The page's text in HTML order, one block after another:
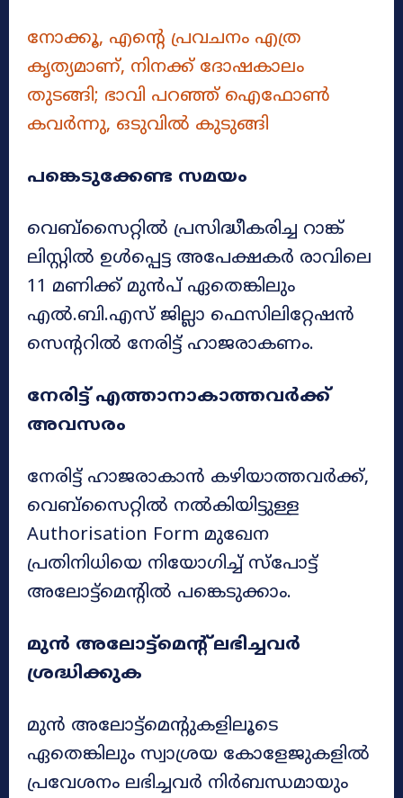
നോക്കൂ, എന്റെ പ്രവചനം എത്ര
കൃത്യമാണ്, നിനക്ക് ദോഷകാലം
തുടങ്ങി; ഭാവി പറഞ്ഞ് ഐഫോൺ
കവർന്നു, ഒടുവിൽ കുടുങ്ങി
പങ്കെടുക്കേണ്ട സമയം
വെബ്‌സൈറ്റിൽ പ്രസിദ്ധീകരിച്ച റാങ്ക്
ലിസ്റ്റിൽ ഉൾപ്പെട്ട അപേക്ഷകർ രാവിലെ
11 മണിക്ക് മുൻപ് ഏതെങ്കിലും
എൽ.ബി.എസ് ജില്ലാ ഫെസിലിറ്റേഷൻ
സെന്ററിൽ നേരിട്ട് ഹാജരാകണം.
നേരിട്ട് എത്താനാകാത്തവർക്ക്
അവസരം
നേരിട്ട് ഹാജരാകാൻ കഴിയാത്തവർക്ക്,
വെബ്‌സൈറ്റിൽ നൽകിയിട്ടുള്ള
Authorisation Form മുഖേന
പ്രതിനിധിയെ നിയോഗിച്ച് സ്‌പോട്ട്
അലോട്ട്‌മെന്റിൽ പങ്കെടുക്കാം.
മുൻ അലോട്ട്‌മെന്റ് ലഭിച്ചവർ
ശ്രദ്ധിക്കുക
മുൻ അലോട്ട്‌മെന്റുകളിലൂടെ
ഏതെങ്കിലും സ്വാശ്രയ കോളേജുകളിൽ
പ്രവേശനം ലഭിച്ചവർ നിർബന്ധമായും